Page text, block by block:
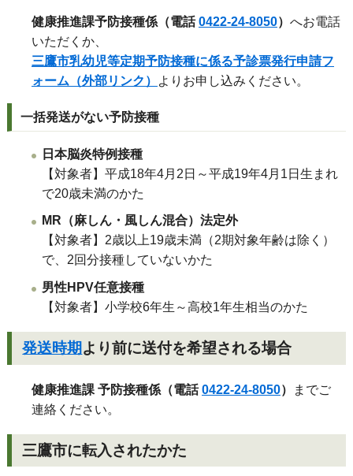
健康推進課予防接種係（電話0422-24-8050） へお電話
いただくか、
三鷹市乳幼児等定期予防接種に係る予診票発行申請フ
ォーム（外部リンク）
よりお申し込みください。
一括発送がない予防接種
日本脳炎特例接種
【対象者】平成18年4月2日～平成19年4月1日生まれ
で20歳未満のかた
MR（麻しん・風しん混合）法定外
【対象者】2歳以上19歳未満（2期対象年齢は除く）
で、2回分接種していないかた
男性HPV任意接種
【対象者】小学校6年生～高校1年生相当のかた
発送時期より前に送付を希望される場合
健康推進課 予防接種係（電話0422-24-8050）
までご
連絡ください。
三鷹市に転入されたかた